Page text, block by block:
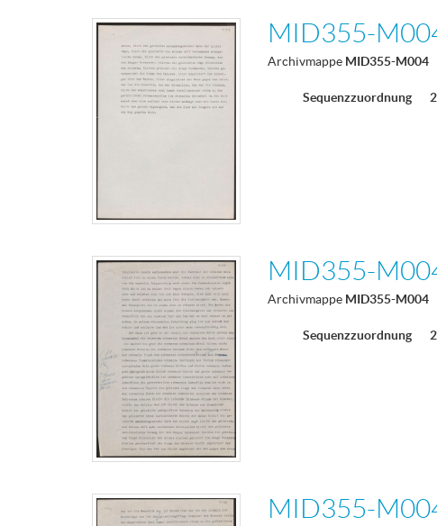
MID355-
Archivmappe MID355-M004
Sequenzzuordnung
MID355-
Archivmappe MID355-M004
Sequenzzuordnung
MID355-